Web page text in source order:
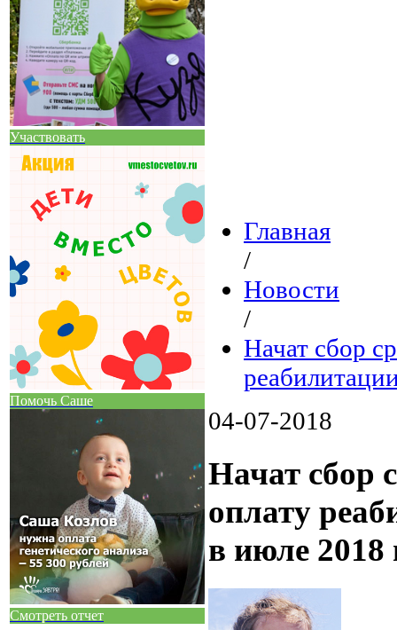
Участвовать
Помочь Саше
Смотреть отчет
Главная
/
Новости
/
Начат сбор
04-07-2018
Начат сбор
оплату
в июле 2018